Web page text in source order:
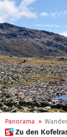
Panorama »
 Zu den